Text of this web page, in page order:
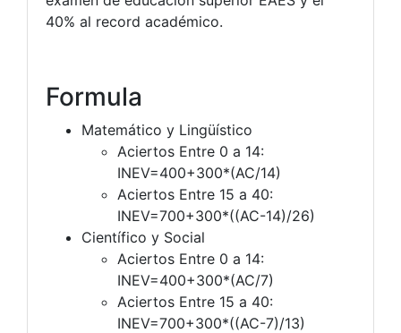
40% al record académico.
Formula
Matemático y Lingüístico
Aciertos Entre 0 a 14:
INEV=400+300*(AC/14)
Aciertos Entre 15 a 40:
INEV=700+300*((AC-14)/26)
Científico y Social
Aciertos Entre 0 a 14:
INEV=400+300*(AC/7)
Aciertos Entre 15 a 40:
INEV=700+300*((AC-7)/13)